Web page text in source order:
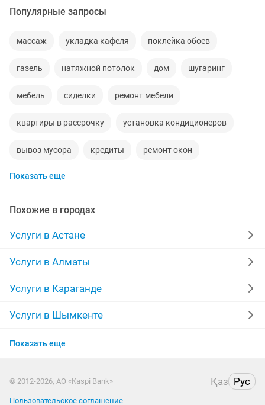
Популярные запросы
массаж укладка кафеля поклейка обоев
газель натяжной потолок дом шугаринг
мебель сиделки ремонт мебели
квартиры в рассрочку установка кондиционеров
вывоз мусора кредиты ремонт окон
грузоперевозки газель
сборка мебели
стяжка полов
укладка ламината
долг камаз временная прописка
ремонт ванной
Показать еще
Похожие в городах
Услуги в Астане
Услуги в Алматы
Услуги в Караганде
Услуги в Шымкенте
Услуги в Усть-Каменогорске
Услуги в Таразе
Показать еще
© 2012-2026, АО «Kaspi Bank» Қаз Рус
Пользовательское соглашение